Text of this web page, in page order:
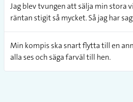
Jag blev tvungen att sälja min stora
räntan stigit så mycket. Så jag har
Min kompis ska snart flytta till en
alla ses och säga farväl till hen.